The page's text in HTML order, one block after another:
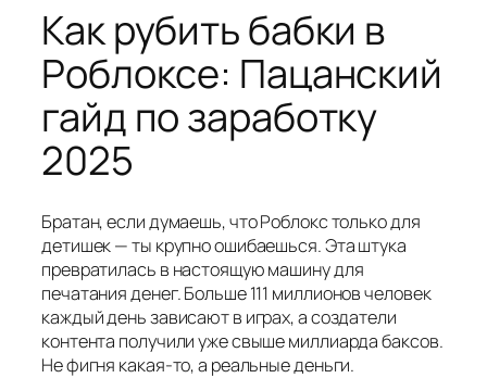
Как рубить бабки в
Роблоксе: Пацанский
гайд по заработку
2025
Братан, если думаешь, что Роблокс только для
детишек — ты крупно ошибаешься. Эта штука
превратилась в настоящую машину для
печатания денег. Больше 111 миллионов человек
каждый день зависают в играх, а создатели
контента получили уже свыше миллиарда баксов.
Не фигня какая-то, а реальные деньги.